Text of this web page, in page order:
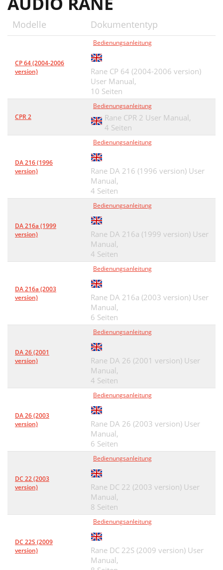
Modelle Dokumententyp
CP 64 (2004-2006
version)
Bedienungsanleitung
Rane CP 64 (2004-2006 version)
User Manual,
10 Seiten
CPR 2
Bedienungsanleitung
Rane CPR 2 User Manual,
4 Seiten
DA 216 (1996
version)
Bedienungsanleitung
Rane DA 216 (1996 version) User
Manual,
4 Seiten
DA 216a (1999
version)
Bedienungsanleitung
Rane DA 216a (1999 version) User
Manual,
4 Seiten
DA 216a (2003
version)
Bedienungsanleitung
Rane DA 216a (2003 version) User
Manual,
6 Seiten
DA 26 (2001
version)
Bedienungsanleitung
Rane DA 26 (2001 version) User
Manual,
4 Seiten
DA 26 (2003
version)
Bedienungsanleitung
Rane DA 26 (2003 version) User
Manual,
6 Seiten
DC 22 (2003
version)
Bedienungsanleitung
Rane DC 22 (2003 version) User
Manual,
8 Seiten
DC 22S (2009
version)
Bedienungsanleitung
Rane DC 22S (2009 version) User
Manual,